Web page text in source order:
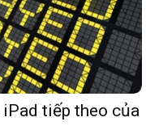
tiếp theo của